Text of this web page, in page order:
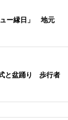
ュー縁日」 地元
と盆踊り 歩行者